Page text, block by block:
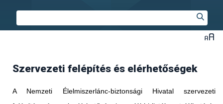
Szervezeti felépítés és elérhetőségek
A Nemzeti Élelmiszerlánc-biztonsági Hivatal szervezeti